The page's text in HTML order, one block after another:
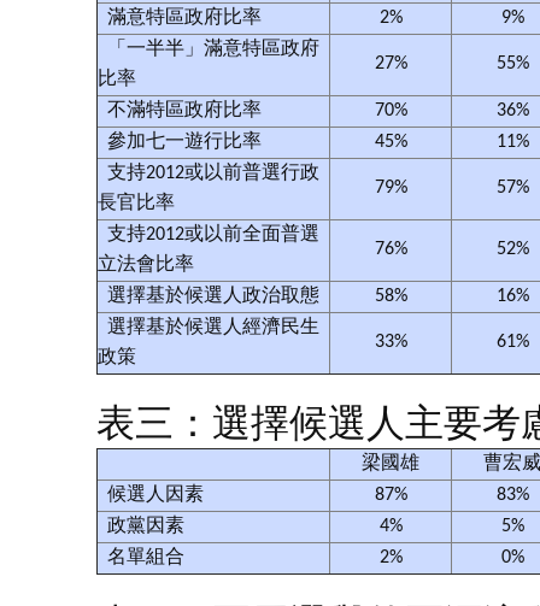
滿意特區政府比率
2%
9%
「一半半」滿意特區政府
比率
27% 55%
不滿特區政府比率 70%
36%
參加七一遊行比率
45%
11%
支持2012或以前普選行政
長官比率
79% 57%
支持2012或以前全面普選
立法會比率
76% 52%
選擇基於候選人政治取態 58%
16%
選擇基於候選人經濟民生
政策
33% 61%
表三：選擇候選人主要考
梁國雄
曹宏
候選人因素
87%
83%
政黨因素
4%
5%
名單組合
2% 0%